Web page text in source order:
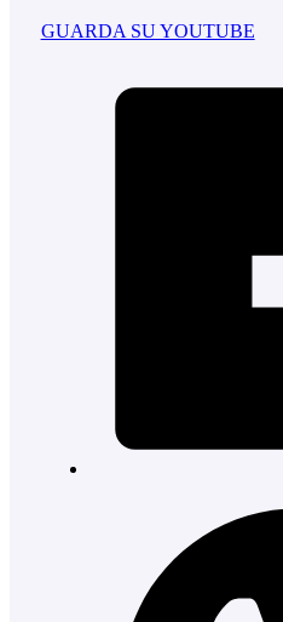
GUARDA SU YOUTUBE